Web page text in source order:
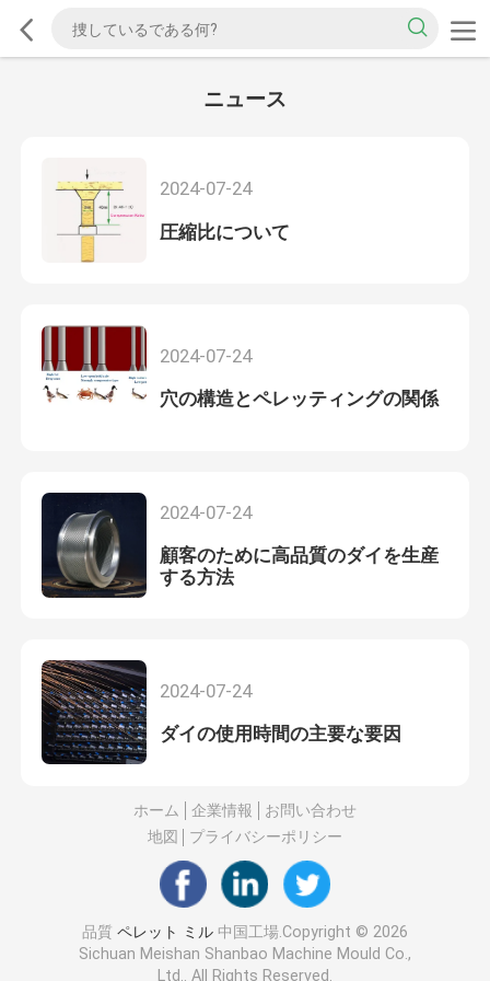
ニュース
2024-07-24
圧縮比について
2024-07-24
穴の構造とペレッティングの関係
2024-07-24
顧客のために高品質のダイを生産
する方法
2024-07-24
ダイの使用時間の主要な要因
ホーム 企業情報
お問い合わせ
地図
プライバシーポリシー
品質 ペレット ミル中国工場.Copyright © 2026
Sichuan Meishan Shanbao Machine Mould Co.,
Ltd.. All Rights Reserved.